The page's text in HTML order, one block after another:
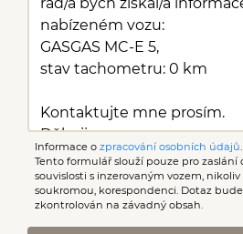
Informace o zpracování osobních údajů
Tento formulář slouží pouze pro zaslání
souvislosti s inzerovaným vozem,
soukromou, korespondenci. Dotaz
zkontrolován na závadný obsah.